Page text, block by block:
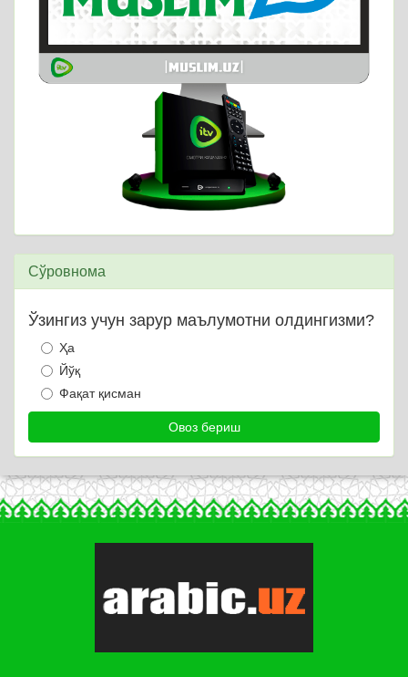
Сўровнома
Ўзингиз учун зарур маълумотни олдингизми?
Ҳа
Йўқ
Фақат қисман